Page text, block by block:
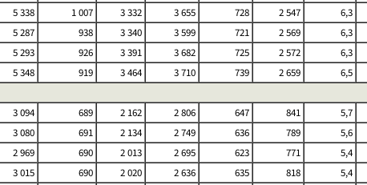
5 338 1 007 3 332 3 655 728 2 547 6,3
5 287 938 3 340 3 599 721 2 569 6,3
5 293 926 3 391 3 682 725 2 572 6,3
5 348 919 3 464 3 710 739 2 659 6,5
3 094 689 2 162 2 806 647 841 5,7
3 080 691 2 134 2 749 636 789 5,6
2 969 690 2 013 2 695 623 771 5,4
3 015 690 2 020 2 636 635 818 5,4